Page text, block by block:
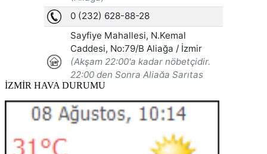
İZMİR HAVA DURUMU